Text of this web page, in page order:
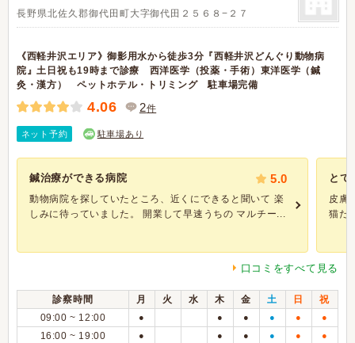
長野県北佐久郡御代田町大字御代田２５６８−２７
《西軽井沢エリア》御影用水から徒歩3分『西軽井沢どんぐり動物病
院』土日祝も19時まで診療 西洋医学（投薬・手術）東洋医学（鍼
灸・漢方） ペットホテル・トリミング 駐車場完備
4.06 2件
ネット予約 駐車場あり
鍼治療ができる病院 5.0
動物病院を探していたところ、近くにできると聞いて 楽
しみに待っていました。 開業して早速うちの マルチー...
とて
皮膚
猫だ
口コミをすべて見る
診察時間 月 火 水 木 金 土 日
祝
09:00 ~ 12:00
● ● ● ● ● ●
16:00 ~ 19:00 ● ● ● ● ● ●